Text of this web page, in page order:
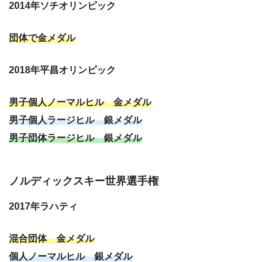
2014年ソチオリンピック
団体で金メダル
2018年平昌オリンピック
男子個人ノーマルヒル 金メダル
男子個人ラージヒル 銀メダル
男子団体ラージヒル 銀メダル
ノルディックスキー世界選手権
2017年ラハティ
混合団体 金メダル
個人ノーマルヒル 銀メダル